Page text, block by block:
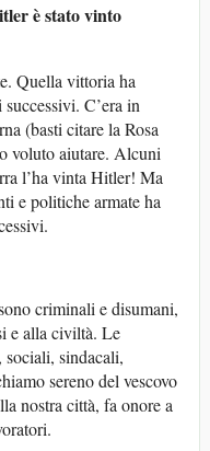
è stato vinto
Quella vittoria ha
C’era in
(basti citare la Rosa
voluto aiutare. Alcuni
l’ha vinta Hitler! Ma
e politiche armate ha
criminali e disumani,
e alla civiltà. Le
sindacali,
sereno del vescovo
nostra città, fa onore a